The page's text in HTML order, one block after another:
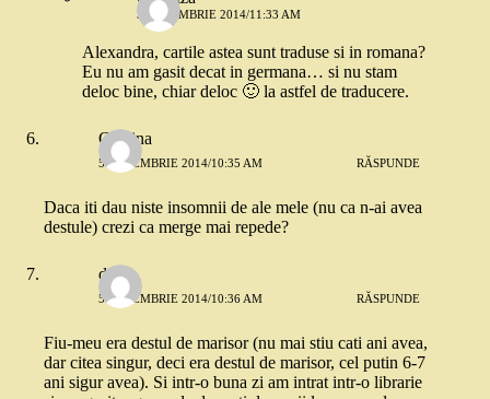
5 DECEMBRIE 2014/11:33 AM
Alexandra, cartile astea sunt traduse si in romana?
Eu nu am gasit decat in germana… si nu stam
deloc bine, chiar deloc 🙂 la astfel de traducere.
Cristina
5 DECEMBRIE 2014/10:35 AM RĂSPUNDE
Daca iti dau niste insomnii de ale mele (nu ca n-ai avea
destule) crezi ca merge mai repede?
deea
5 DECEMBRIE 2014/10:36 AM RĂSPUNDE
Fiu-meu era destul de marisor (nu mai stiu cati ani avea,
dar citea singur, deci era destul de marisor, cel putin 6-7
ani sigur avea). Si intr-o buna zi am intrat intr-o librarie